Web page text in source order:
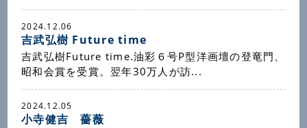
2024.12.06
吉武弘樹 Future time
吉武弘樹Future time.油彩６号P型洋画壇の登竜門、
昭和会賞を受賞。翌年30万人が訪...
2024.12.05
小寺健吉 薔薇